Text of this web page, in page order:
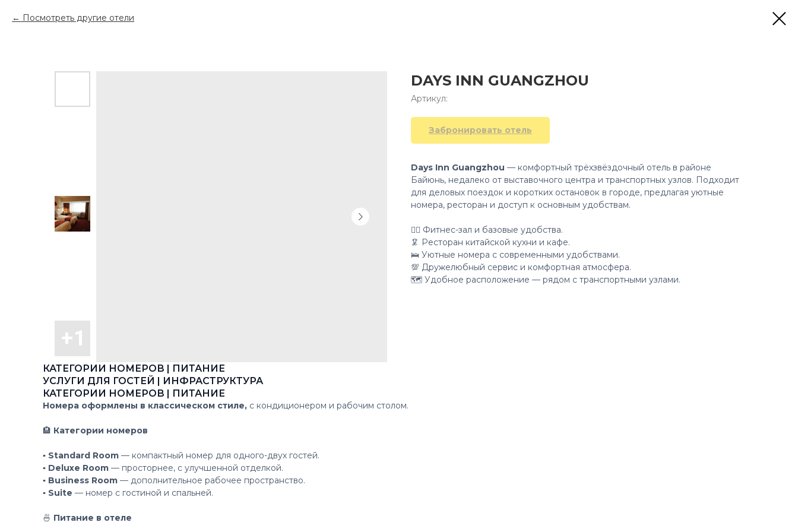
Посмотреть другие отели
DAYS INN GUANGZHOU
Артикул:
Забронировать отель
Days Inn Guangzhou — комфортный трёхзвёздочный отель в районе
Байюнь, недалеко от выставочного центра и транспортных узлов. Подходит
для деловых поездок и коротких остановок в городе, предлагая уютные
номера, ресторан и доступ к основным удобствам.
👍🏻 Фитнес-зал и базовые удобства.
🦑 Ресторан китайской кухни и кафе.
🛌 Уютные номера с современными удобствами.
💯 Дружелюбный сервис и комфортная атмосфера.
🗺 Удобное расположение — рядом с транспортными узлами.
КАТЕГОРИИ НОМЕРОВ | ПИТАНИЕ
УСЛУГИ ДЛЯ ГОСТЕЙ | ИНФРАСТРУКТУРА
КАТЕГОРИИ НОМЕРОВ | ПИТАНИЕ
Номера оформлены в классическом стиле, с кондиционером и рабочим столом.
🏨 Категории номеров
▪️ Standard Room — компактный номер для одного-двух гостей.
▪️ Deluxe Room — просторнее, с улучшенной отделкой.
▪️ Business Room — дополнительное рабочее пространство.
▪️ Suite — номер с гостиной и спальней.
🍜 Питание в отеле